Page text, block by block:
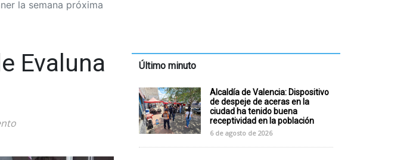
la semana próxima
Evaluna
Último minuto
Alcaldía de Valencia: Dispositivo
de despeje de aceras en la
ciudad ha tenido buena
receptividad en la población
6 de agosto de 2026